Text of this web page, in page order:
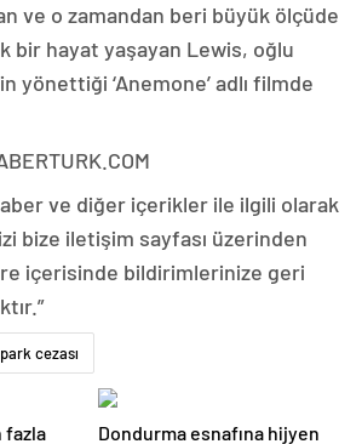
ve o zamandan beri büyük ölçüde
bir hayat yaşayan Lewis, oğlu
yönettiği ‘Anemone’ adlı filmde
ve diğer içerikler ile ilgili olarak
bize iletişim sayfası üzerinden
içerisinde bildirimlerinize geri
park cezası
fazla
Dondurma esnafına hijyen